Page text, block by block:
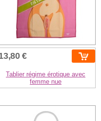
€
Tablier régime érotique avec
femme nue